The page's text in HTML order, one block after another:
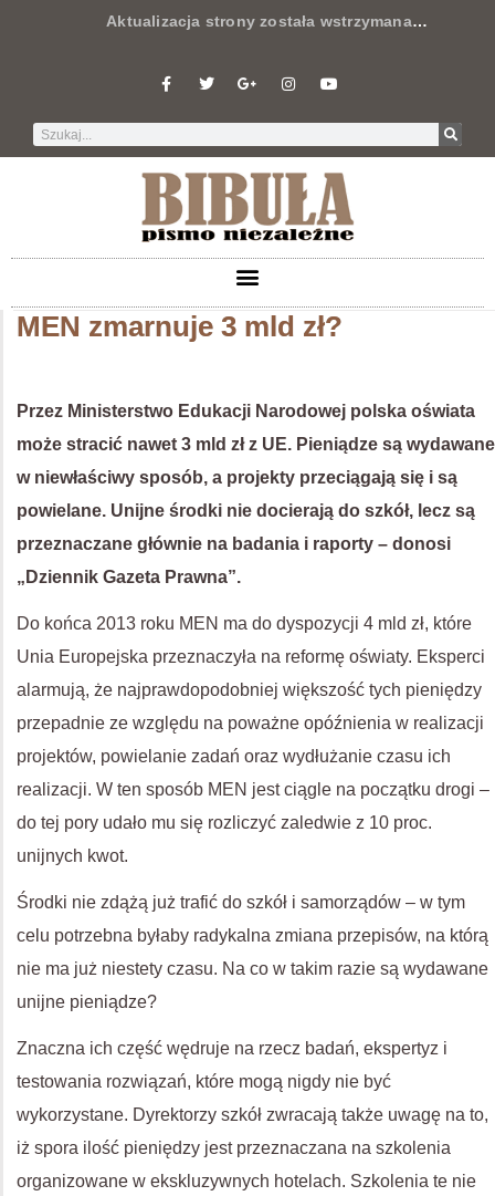
Aktualizacja strony została wstrzymana…
MEN zmarnuje 3 mld zł?
Przez Ministerstwo Edukacji Narodowej polska oświata
może stracić nawet 3 mld zł z UE. Pieniądze są wydawane
w niewłaściwy sposób, a projekty przeciągają się i są
powielane. Unijne środki nie docierają do szkół, lecz są
przeznaczane głównie na badania i raporty – donosi
„Dziennik Gazeta Prawna”.
Do końca 2013 roku MEN ma do dyspozycji 4 mld zł, które
Unia Europejska przeznaczyła na reformę oświaty. Eksperci
alarmują, że najprawdopodobniej większość tych pieniędzy
przepadnie ze względu na poważne opóźnienia w realizacji
projektów, powielanie zadań oraz wydłużanie czasu ich
realizacji. W ten sposób MEN jest ciągle na początku drogi –
do tej pory udało mu się rozliczyć zaledwie z 10 proc.
unijnych kwot.
Środki nie zdążą już trafić do szkół i samorządów – w tym
celu potrzebna byłaby radykalna zmiana przepisów, na którą
nie ma już niestety czasu. Na co w takim razie są wydawane
unijne pieniądze?
Znaczna ich część wędruje na rzecz badań, ekspertyz i
testowania rozwiązań, które mogą nigdy nie być
wykorzystane. Dyrektorzy szkół zwracają także uwagę na to,
iż spora ilość pieniędzy jest przeznaczana na szkolenia
organizowane w ekskluzywnych hotelach. Szkolenia te nie